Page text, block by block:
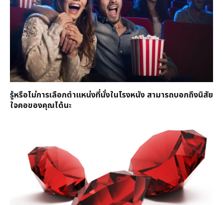
รู้หรือไม่การเลือกตำแหน่งที่นั่งในโรงหนัง สามารถบอกถึงนิสัย
ใจคอของคุณได้นะ